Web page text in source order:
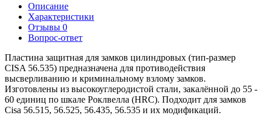
Описание
Характеристики
Отзывы 0
Вопрос-ответ
Пластина защитная для замков цилиндровых (тип-размер
CISA 56.535) предназначена для противодействия
высверливанию и криминальному взлому замков.
Изготовлены из высокоуглеродистой стали, закалённой до 55 -
60 единиц по шкале Роклвелла (HRC). Подходит для замков
Cisa 56.515, 56.525, 56.435, 56.535 и их модификаций.